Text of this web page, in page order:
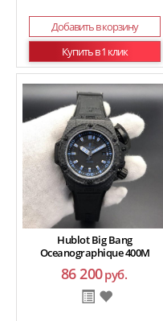
Добавить в корзину
Купить в 1 клик
Hublot Big Bang
Oceanographique 400M
86 200руб.